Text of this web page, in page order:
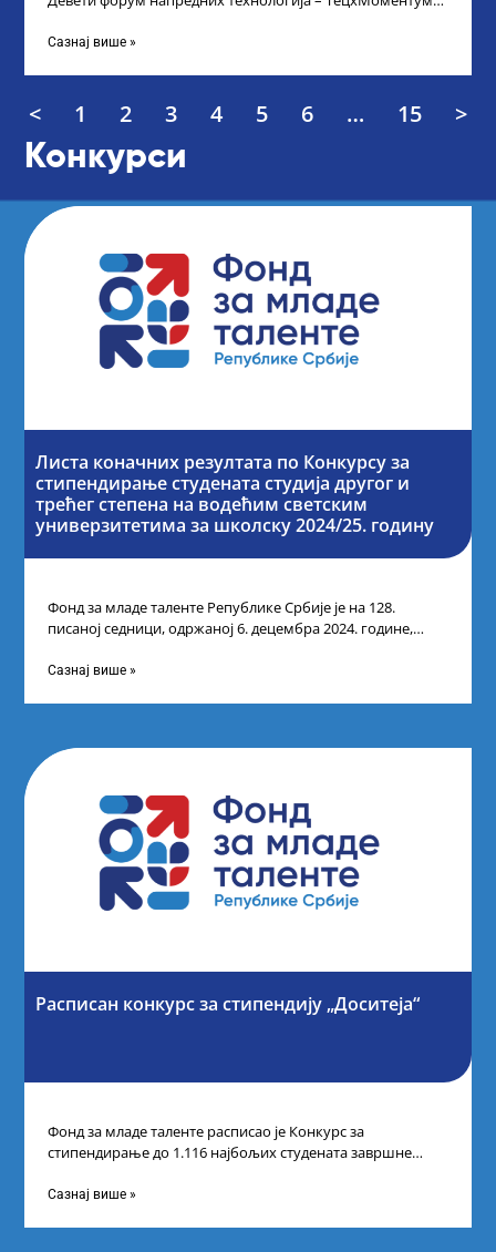
Сазнај више »
< 1 2 3 4 5 6 … 15 >
Конкурси
Листа коначних резултата по Конкурсу за
стипендирање студената студија другог и
трећег степена на водећим светским
универзитетима за школску 2024/25. годину
Фонд за младе таленте Републике Србије је на 128.
писаној седници, одржаној 6. децембра 2024. године,
Сазнај више »
Расписан конкурс за стипендију „Доситеја“
Фонд за младе таленте расписао је Конкурс за
стипендирање до 1.116 најбољих студената завршне
Сазнај више »